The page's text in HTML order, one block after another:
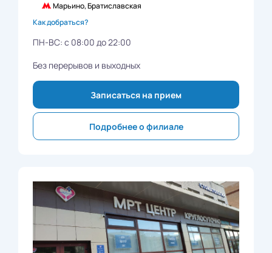
Марьино, Братиславская
Как добраться?
ПН-ВС: с 08:00 до 22:00
Без перерывов и выходных
Записаться на прием
Подробнее о филиале